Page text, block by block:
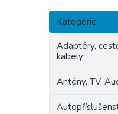
P
s
Přeskočit
kategorie
Kategorie
Adaptéry,
kabely
Antény, TV,